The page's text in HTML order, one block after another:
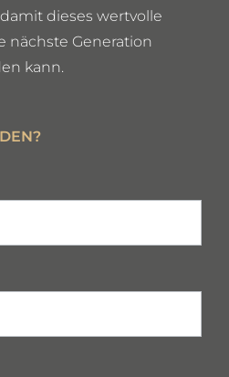
dieses wertvolle
nächste Generation
kann.